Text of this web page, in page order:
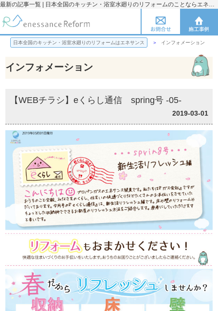
最新の記事一覧 | 日本全国のキッチン・浴室水廻りのリフォームのことならエネサンス
日本全国のキッチン・浴室水廻りのリフォームはエネサンス インフォメーション
インフォメーション
【WEBチラシ】eくらし通信 spring号 -05-
2019-03-01